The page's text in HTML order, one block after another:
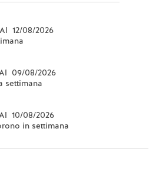
12/08/2026
09/08/2026
settimana
10/08/2026
in settimana